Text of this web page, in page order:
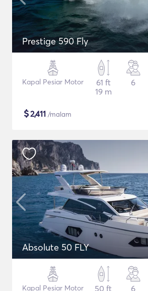
Prestige 590 Fly
Kapal Pesiar Motor
61 ft
19 m
6
$2,411 /malam
Absolute 50 FLY
Kapal Pesiar Motor
50 ft
6